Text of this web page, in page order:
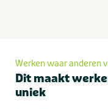
Werken waar anderen
Dit maakt
uniek